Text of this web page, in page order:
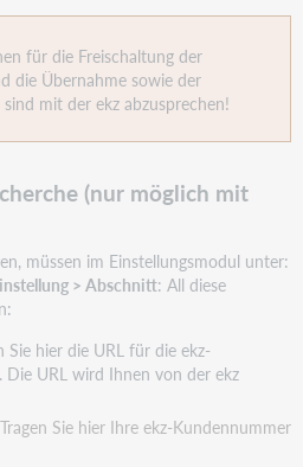
für die Freischaltung der
die Übernahme sowie der
mit der ekz abzusprechen!
(nur möglich mit
müssen im Einstellungsmodul unter:
> Abschnitt: All diese
Sie hier die URL für die ekz-
Die URL wird Ihnen von der ekz
Sie hier Ihre ekz-Kundennummer